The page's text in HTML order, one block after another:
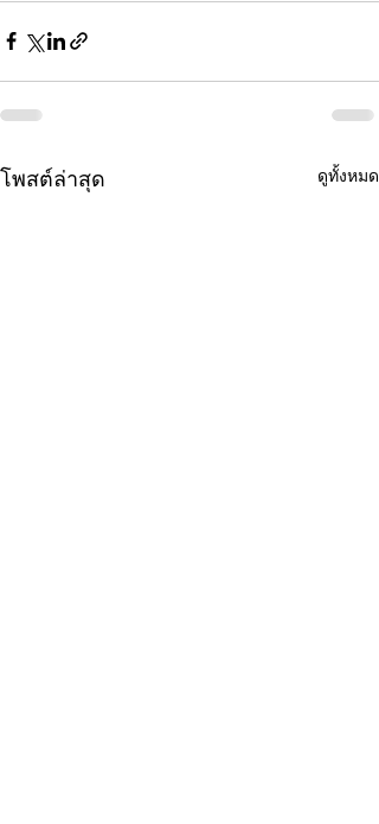
โพสต์ล่าสุด ดูทั้งหมด